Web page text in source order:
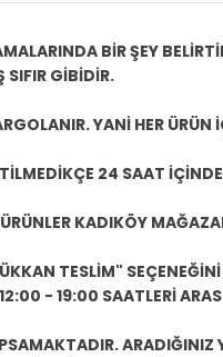
BİR ŞEY
SIFIR GİBİDİR.
YANİ HER
24 SAAT
KADIKÖY
TESLİM"
- 19:00 SAATLERİ
ARADIĞINIZ